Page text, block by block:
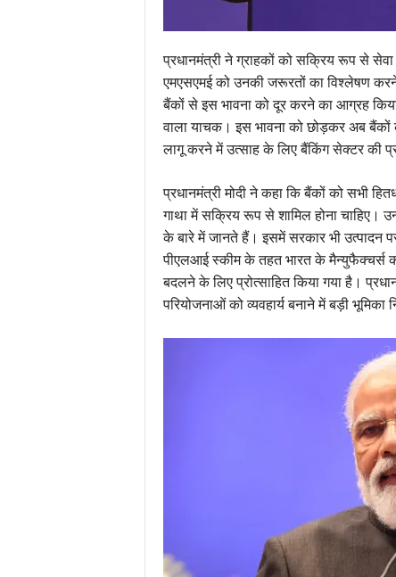
प्रधानमंत्री ने ग्राहकों को सक्रिय रूप से
एमएसएमई को उनकी जरूरतों का विश्लेषण
बैंकों से इस भावना को दूर करने का आग्रह
वाला याचक। इस भावना को छोड़कर अब बैंकों
लागू करने में उत्साह के लिए बैंकिंग सेक्टर की
प्रधानमंत्री मोदी ने कहा कि बैंकों को सभी
गाथा में सक्रिय रूप से शामिल होना चाहिए।
के बारे में जानते हैं। इसमें सरकार भी उत्पादन
पीएलआई स्कीम के तहत भारत के मैन्युफैक्चर्स
बदलने के लिए प्रोत्साहित किया गया है।
परियोजनाओं को व्यवहार्य बनाने में बड़ी भूमिका